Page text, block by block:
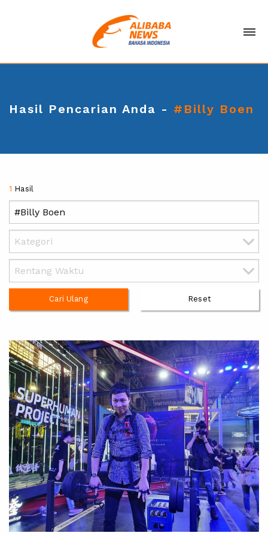
Hasil Pencarian Anda - #Billy Boen
1 Hasil
Cari Ulang Reset